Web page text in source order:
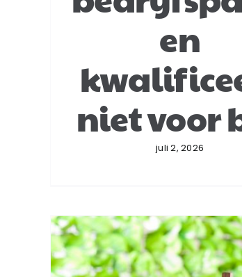
en
niet voor
juli 2, 2026